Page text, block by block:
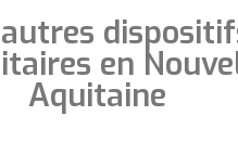
en
Aquitaine